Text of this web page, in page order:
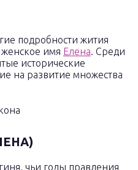
подробности жития
имя Елена. Среди
исторические
на развитие множества
чьи годы правления